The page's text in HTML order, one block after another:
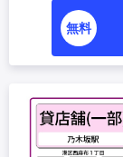
無料